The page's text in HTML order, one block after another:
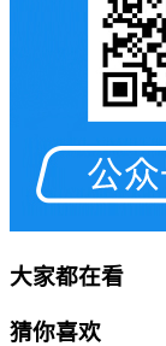
大家都在看
猜你喜欢